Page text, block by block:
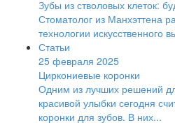
Зубы из стволовых клеток:
Стоматолог из Манхэттена
технологии искусственного
Статьи
25 февраля 2025
Циркониевые коронки
Одним из лучших решений
красивой улыбки сегодня
коронки для зубов. В них...